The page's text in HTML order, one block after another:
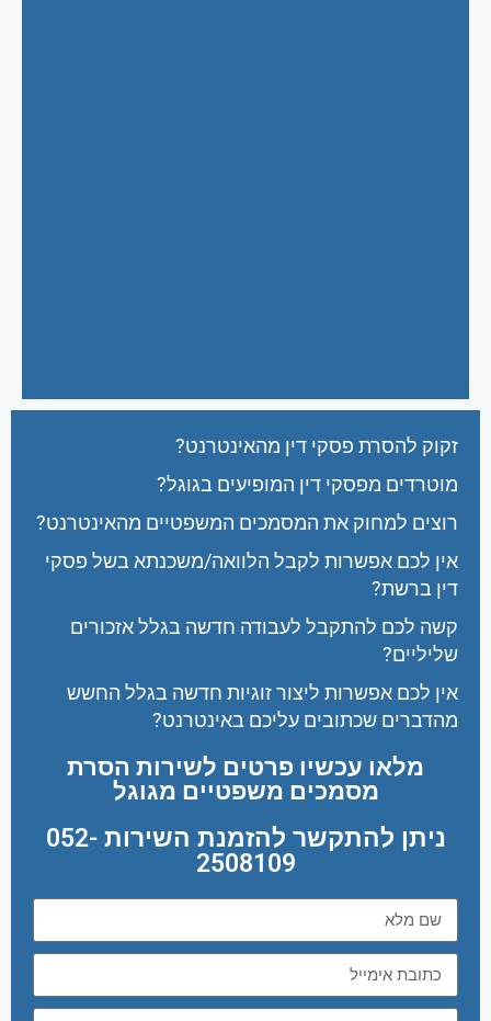
זקוק להסרת פסקי דין מהאינטרנט?
מוטרדים מפסקי דין המופיעים בגוגל?
רוצים למחוק את המסמכים המשפטיים מהאינטרנט?
אין לכם אפשרות לקבל הלוואה/משכנתא בשל פסקי
דין ברשת?
קשה לכם להתקבל לעבודה חדשה בגלל אזכורים
שליליים?
אין לכם אפשרות ליצור זוגיות חדשה בגלל החשש
מהדברים שכתובים עליכם באינטרנט?
מלאו עכשיו פרטים לשירות הסרת
מסמכים משפטיים מגוגל
ניתן להתקשר להזמנת השירות 052-
2508109